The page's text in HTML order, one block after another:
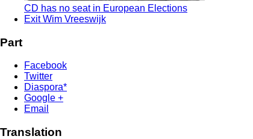
CD has no seat in European Elections
Exit Wim Vreeswijk
Part
Facebook
Twitter
Diaspora*
Google +
Email
Translation